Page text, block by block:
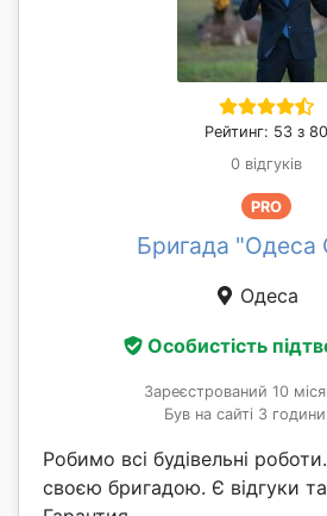
Рейтинг: 53 з 80
0 відгуків
PRO
Бригада "Одеса
Одеса
Особистість
Зареєстрований 10
Був на сайті 3
Робимо всі будівельні
своєю бригадою. Є відгуки